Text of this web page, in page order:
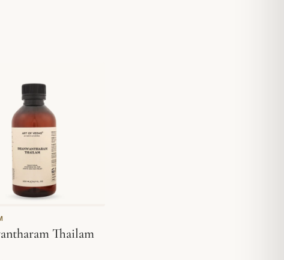
Thailam